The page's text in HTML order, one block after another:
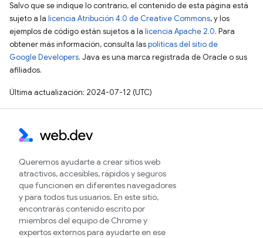
Salvo que se indique lo contrario, el contenido de esta página está
sujeto a la licencia Atribución 4.0 de Creative Commons, y los
ejemplos de código están sujetos a la licencia Apache 2.0. Para
obtener más información, consulta laspolíticas del sitio de
Google Developers. Java es una marca registrada de Oracle o sus
afiliados.
Última actualización: 2024-07-12 (UTC)
Queremos ayudarte a crear sitios web
atractivos, accesibles, rápidos y seguros
que funcionen en diferentes navegadores
y para todos tus usuarios. En este sitio,
encontrarás contenido escrito por
miembros del equipo de Chrome y
expertos externos para ayudarte en ese